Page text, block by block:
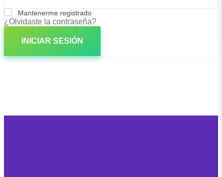
Mantenerme registrado
¿Olvidaste la contraseña?
INICIAR SESIÓN